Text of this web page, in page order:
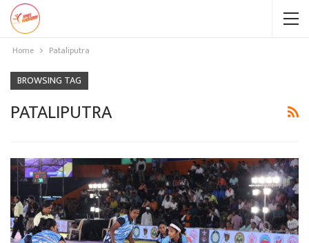
Home Pataliputra
BROWSING TAG
PATALIPUTRA